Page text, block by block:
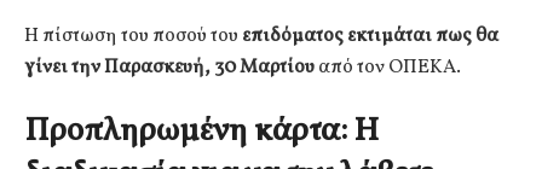
Η πίστωση του ποσού του επιδόματος εκτιμάται πως θα
γίνει την Παρασκευή, 30 Μαρτίουαπό τον ΟΠΕΚΑ.
Προπληρωμένη κάρτα: Η